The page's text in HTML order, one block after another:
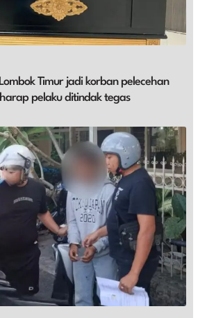
Timur jadi korban pelecehan
harap pelaku ditindak tegas